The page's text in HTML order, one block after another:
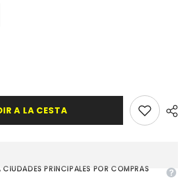
A LA CESTA
PRINCIPALES POR COMPRAS